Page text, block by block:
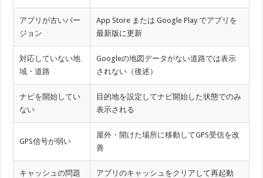
アプリが古いバー
ジョン
App Store または Google Play でアプリを
最新版に更新
対応していない地
域・道路
Googleの地図データがない道路では表示
されない（後述）
ナビを開始してい
ない
目的地を設定してナビ開始した状態でのみ
表示される
GPS信号が弱い
屋外・開けた場所に移動してGPS受信を改
善
キャッシュの問題 アプリのキャッシュをクリアして再起動